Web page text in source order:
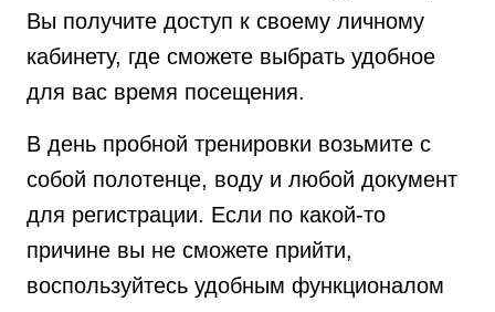
Вы получите доступ к своему личному
кабинету, где сможете выбрать удобное
для вас время посещения.
В день пробной тренировки возьмите с
собой полотенце, воду и любой документ
для регистрации. Если по какой-то
причине вы не сможете прийти,
воспользуйтесь удобным функционалом